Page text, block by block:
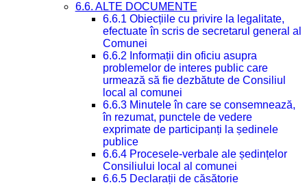
6.6. ALTE DOCUMENTE
6.6.1 Obiecțiile cu privire la legalitate,
efectuate în scris de secretarul general al
Comunei
6.6.2 Informații din oficiu asupra
problemelor de interes public care
urmează să fie dezbătute de Consiliul
local al comunei
6.6.3 Minutele în care se consemnează,
în rezumat, punctele de vedere
exprimate de participanți la ședinele
publice
6.6.4 Procesele-verbale ale ședințelor
Consiliului local al comunei
6.6.5 Declarații de căsătorie